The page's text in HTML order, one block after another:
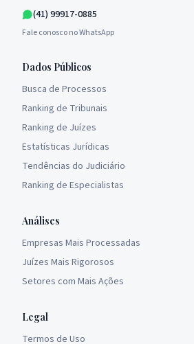
(41) 99917-0885
Fale conosco no WhatsApp
Dados Públicos
Busca de Processos
Ranking de Tribunais
Ranking de Juízes
Estatísticas Jurídicas
Tendências do Judiciário
Ranking de Especialistas
Análises
Empresas Mais Processadas
Juízes Mais Rigorosos
Setores com Mais Ações
Legal
Termos de Uso